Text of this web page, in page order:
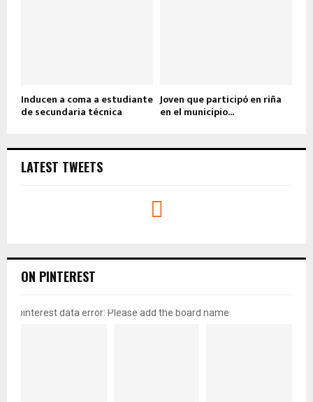
Inducen a coma a estudiante
de secundaria técnica
Joven que participó en riña
en el municipio...
LATEST TWEETS
ON PINTEREST
pinterest data error: Please add the board name